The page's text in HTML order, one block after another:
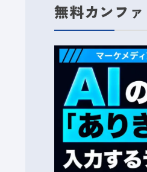
無料カンフ